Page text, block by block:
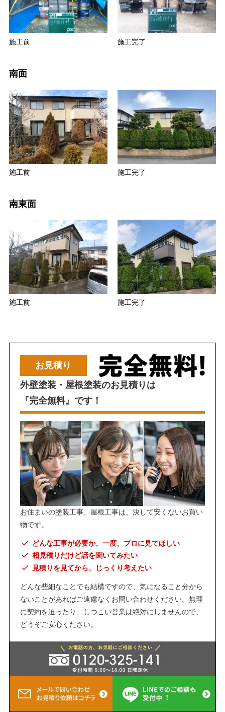
施工前 施工完了
南面
施工前 施工完了
南東面
施工前 施工完了
お見積り
外壁塗装・屋根塗装のお見積りは
『完全無料』です！
お住まいの塗装工事、屋根工事は、決して安くないお買い
物です。
どんな工事が必要か、一度、プロに見てほしい
相見積りだけど話を聞いてみたい
見積りを見てから、じっくり考えたい
どんな些細なことでも結構ですので、気になること分から
ないことがあればご遠慮なくお問い合わせください。無理
に契約を迫ったり、しつこい営業は絶対にしませんので、
どうぞご安心ください。